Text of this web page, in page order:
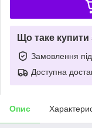
Що таке
Замовлення
Доступна
Опис